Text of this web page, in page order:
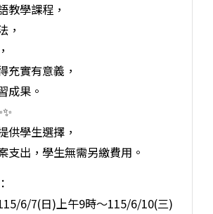
教學課程，
，
充實有意義，
成果。
供學生選擇，
支出，學生無需另繳費用。
6/7(日)上午9時～115/6/10(三)